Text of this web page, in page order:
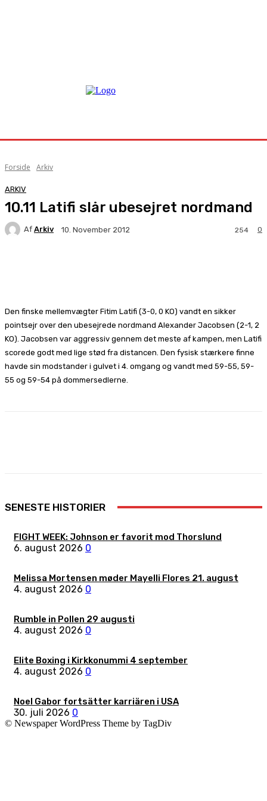
Forside Arkiv
ARKIV
10.11 Latifi slår ubesejret nordmand
Af Arkiv 10. November 2012 0
254
Den finske mellemvægter Fitim Latifi (3-0, 0 KO) vandt en sikker
pointsejr over den ubesejrede nordmand Alexander Jacobsen (2-1, 2
KO). Jacobsen var aggressiv gennem det meste af kampen, men Latifi
scorede godt med lige stød fra distancen. Den fysisk stærkere finne
havde sin modstander i gulvet i 4. omgang og vandt med 59-55, 59-
55 og 59-54 på dommersedlerne.
SENESTE HISTORIER
FIGHT WEEK: Johnson er favorit mod Thorslund
6. august 2026 0
Melissa Mortensen møder Mayelli Flores 21. august
4. august 2026 0
Rumble in Pollen 29 augusti
4. august 2026 0
Elite Boxing i Kirkkonummi 4 september
4. august 2026 0
Noel Gabor fortsätter karriären i USA
30. juli 2026 0
© Newspaper WordPress Theme by TagDiv